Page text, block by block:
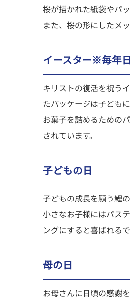
桜が描かれた紙袋やパ
また、桜の形にしたメ
イースター※毎年
キリストの復活を祝う
たパッケージは子ども
お菓子を詰めるための
されています。
子どもの日
子どもの成長を願う鯉
小さなお子様にはパス
ングにすると喜ばれるで
母の日
お母さんに日頃の感謝